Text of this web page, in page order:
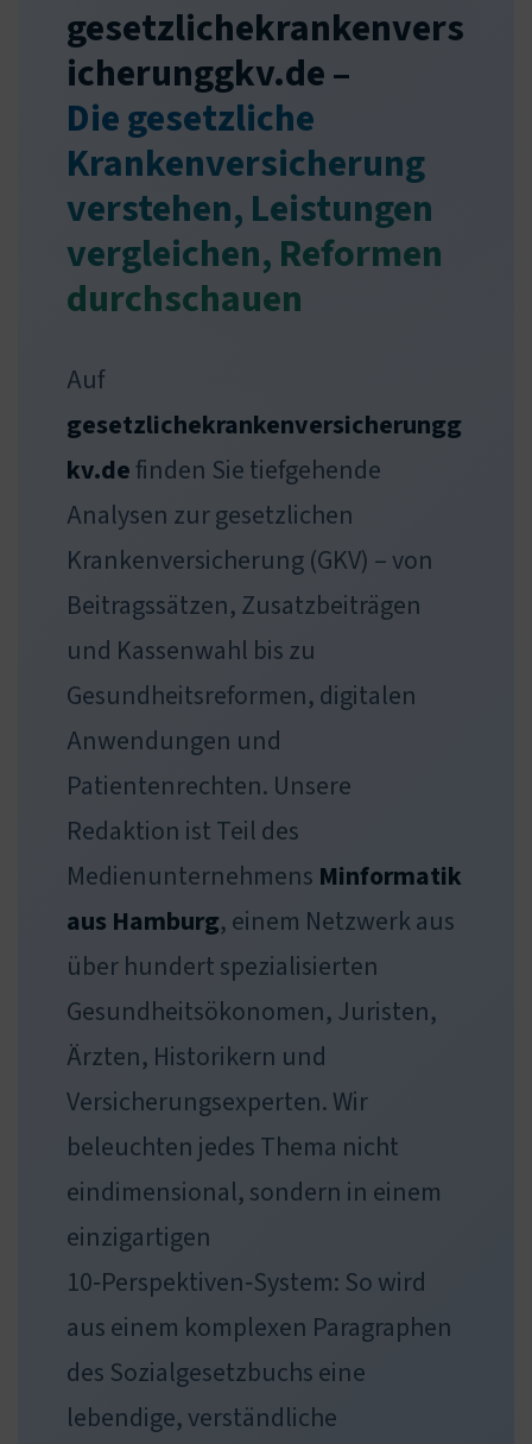
gesetzlichekrankenvers
icherunggkv.de –
Die gesetzliche
Krankenversicherung
verstehen, Leistungen
vergleichen, Reformen
durchschauen
Auf
gesetzlichekrankenversicherungg
kv.definden Sie tiefgehende
Analysen zur gesetzlichen
Krankenversicherung (GKV) – von
Beitragssätzen, Zusatzbeiträgen
und Kassenwahl bis zu
Gesundheitsreformen, digitalen
Anwendungen und
Patientenrechten. Unsere
Redaktion ist Teil des
Medienunternehmens Minformatik
aus Hamburg, einem Netzwerk aus
über hundert spezialisierten
Gesundheitsökonomen, Juristen,
Ärzten, Historikern und
Versicherungsexperten. Wir
beleuchten jedes Thema nicht
eindimensional, sondern in einem
einzigartigen
10‑Perspektiven‑System: So wird
aus einem komplexen Paragraphen
des Sozialgesetzbuchs eine
lebendige, verständliche